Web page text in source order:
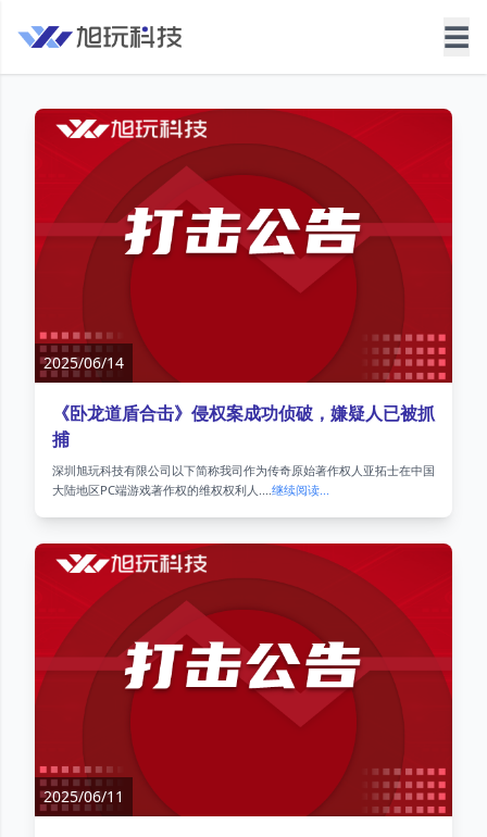
☰
2025/06/14
《卧龙道盾合击》侵权案成功侦破，嫌疑人已被抓
捕
深圳旭玩科技有限公司以下简称我司作为传奇原始著作权人亚拓士在中国
大陆地区PC端游戏著作权的维权权利人.... 继续阅读...
2025/06/11